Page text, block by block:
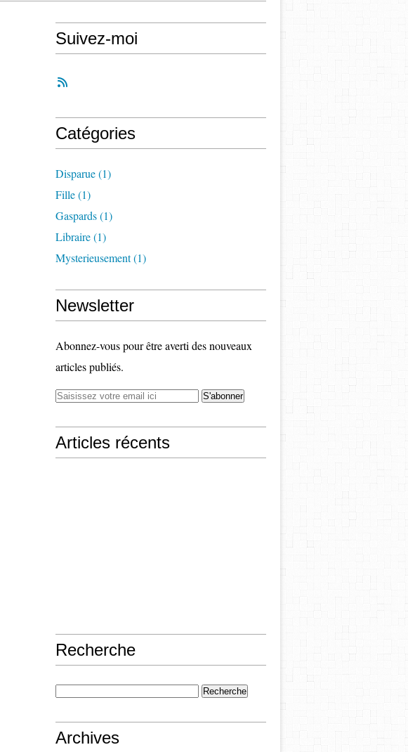
Suivez-moi
Catégories
Disparue(1)
Fille(1)
Gaspards(1)
Libraire(1)
Mysterieusement(1)
Newsletter
Abonnez-vous pour être averti des nouveaux
articles publiés.
Articles récents
Recherche
Archives